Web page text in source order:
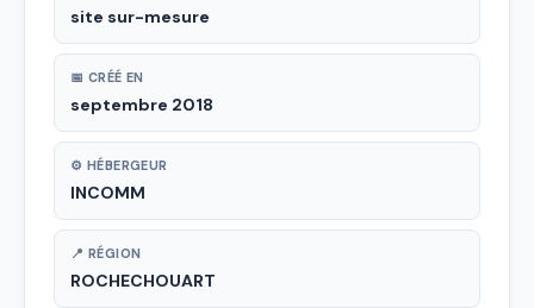
site sur-mesure
📅 CRÉÉ EN
septembre 2018
⚙ HÉBERGEUR
INCOMM
📍 RÉGION
ROCHECHOUART